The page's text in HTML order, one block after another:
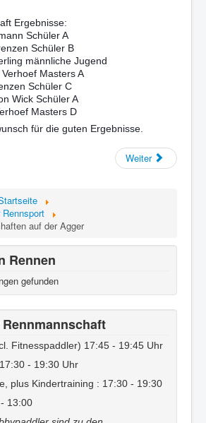
Kurse
Ergebnisse:
Schüler A
Schüler B
männliche Jugend
Masters A
Schüler C
Wick Schüler A
Masters D
für die guten Ergebnisse.
Weiter
auf der Agger
Rennen
gefunden
Fitnesspaddler) 17:45 - 19:45 Uhr
- 19:30 Uhr
plus Kindertraining : 17:30 - 19:30
13:00